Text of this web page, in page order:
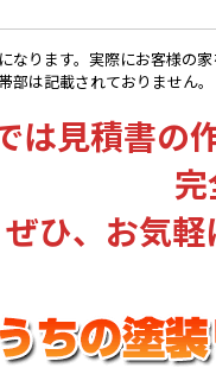
ります。実際にお客様の家
は記載されておりません。
は見積書の
完
ぜひ、お気軽